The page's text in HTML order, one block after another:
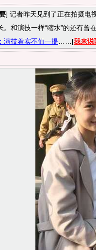
] 记者昨天见到了正在拍摄电
。和演技一样“缩水”的还有曾
演技着实不值一提 ……[我来说